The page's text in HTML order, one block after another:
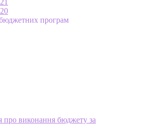
програм
про виконання бюджету за